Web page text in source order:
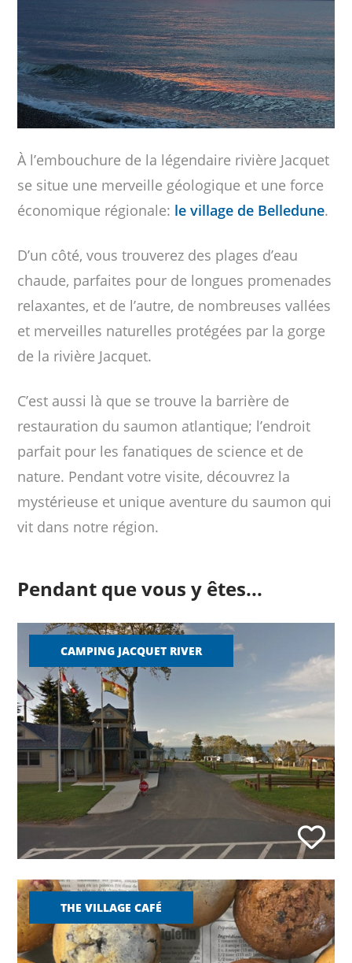
À l’embouchure de la légendaire rivière Jacquet
se situe une merveille géologique et une force
économique régionale: le village de Belledune.
D’un côté, vous trouverez des plages d’eau
chaude, parfaites pour de longues promenades
relaxantes, et de l’autre, de nombreuses vallées
et merveilles naturelles protégées par la gorge
de la rivière Jacquet.
C’est aussi là que se trouve la barrière de
restauration du saumon atlantique; l’endroit
parfait pour les fanatiques de science et de
nature. Pendant votre visite, découvrez la
mystérieuse et unique aventure du saumon qui
vit dans notre région.
Pendant que vous y êtes...
CAMPING JACQUET RIVER
THE VILLAGE CAFÉ